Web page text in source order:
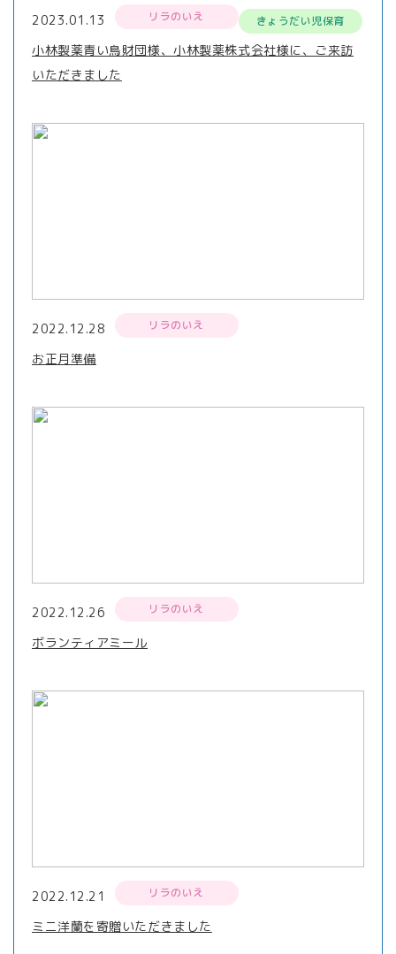
2023.01.13 リラのいえ きょうだい児保育
小林製薬青い鳥財団様、小林製薬株式会社様に、ご来訪
いただきました
2022.12.28 リラのいえ
お正月準備
2022.12.26 リラのいえ
ボランティアミール
2022.12.21 リラのいえ
ミニ洋蘭を寄贈いただきました